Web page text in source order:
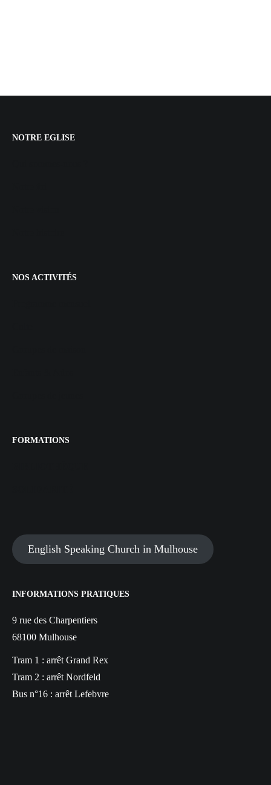
NOTRE EGLISE
NOS ACTIVITÉS
FORMATIONS
English Speaking Church in Mulhouse
INFORMATIONS PRATIQUES
9 rue des Charpentiers
68100 Mulhouse
Tram 1 : arrêt Grand Rex
Tram 2 : arrêt Nordfeld
Bus n°16 : arrêt Lefebvre